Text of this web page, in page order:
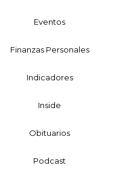
Eventos
Finanzas Personales
Indicadores
Inside
Obituarios
Podcast